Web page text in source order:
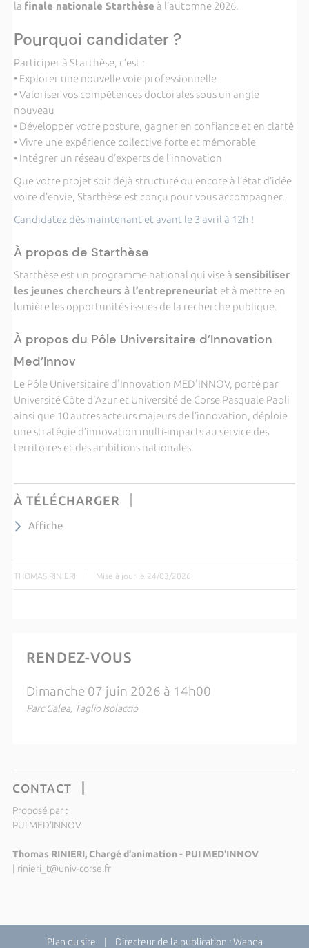
la finale nationale Starthèse à l’automne 2026.
Pourquoi candidater ?
Participer à Starthèse, c’est :
• Explorer une nouvelle voie professionnelle
• Valoriser vos compétences doctorales sous un angle
nouveau
• Développer votre posture, gagner en confiance et en clarté
• Vivre une expérience collective forte et mémorable
• Intégrer un réseau d’experts de l’innovation
Que votre projet soit déjà structuré ou encore à l’état d’idée
voire d’envie, Starthèse est conçu pour vous accompagner.
Candidatez dès maintenant et avant le 3 avril à 12h !
À propos de Starthèse
Starthèse est un programme national qui vise à sensibiliser
les jeunes chercheurs à l’entrepreneuriat et à mettre en
lumière les opportunités issues de la recherche publique.
À propos du Pôle Universitaire d’Innovation
Med’Innov
Le Pôle Universitaire d'Innovation MED'INNOV, porté par
Université Côte d'Azur et Université de Corse Pasquale Paoli
ainsi que 10 autres acteurs majeurs de l’innovation, déploie
une stratégie d’innovation multi-impacts au service des
territoires et des ambitions nationales.
À TÉLÉCHARGER
Affiche
THOMAS RINIERI | Mise à jour le 24/03/2026
RENDEZ-VOUS
Dimanche 07 juin 2026 à 14h00
Parc Galea, Taglio Isolaccio
CONTACT
Proposé par :
PUI MED'INNOV
Thomas RINIERI, Chargé d'animation - PUI MED'INNOV
| rinieri_t@univ-corse.fr
Plan du site | Directeur de la publication : Wanda